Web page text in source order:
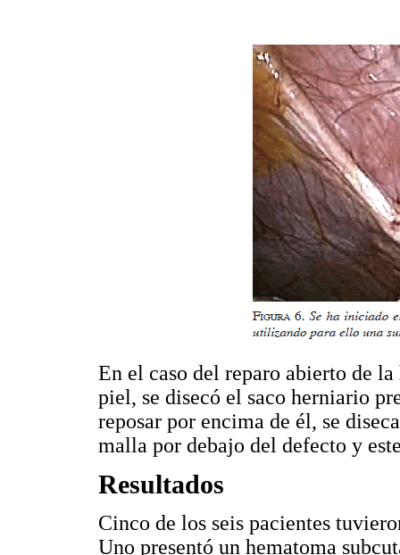
En el caso del reparo abierto de
piel, se disecó el saco herniario
reposar por encima de él, se
malla por debajo del defecto y
Resultados
Cinco de los seis pacientes
Uno presentó un hematoma